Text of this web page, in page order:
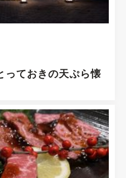
っておきの天ぷら懐